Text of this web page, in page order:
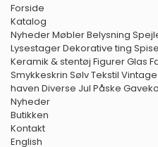
Forside
Katalog
NyhederMøblerBelysning
LysestagerDekorative ting
Keramik & stentøj FigurerGlas
Smykkeskrin SølvTekstil
haven Diverse Jul Påske
Nyheder
Butikken
Kontakt
English